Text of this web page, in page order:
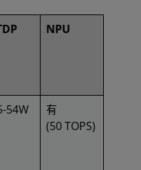
NPU
54W
有
(50 TOPS)